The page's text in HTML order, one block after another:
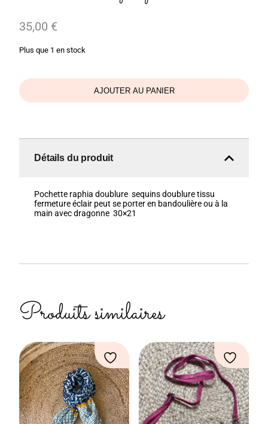
35,00 €
Plus que 1 en stock
AJOUTER AU PANIER
Détails du produit
Pochette raphia doublure sequins doublure tissu
fermeture éclair peut se porter en bandoulière ou à la
main avec dragonne 30×21
Produits similaires